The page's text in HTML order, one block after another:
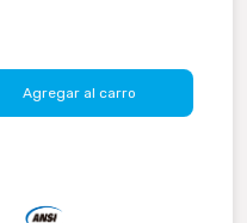
Agregar al carro